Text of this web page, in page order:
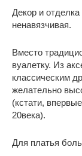
Декор и
ненавязчивая.
Вместо
вуалетку. Из
классическим
желательно
(кстати,
20века).
Для платья